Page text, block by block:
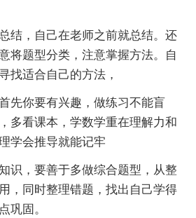
结，自己在老师之前就总结。还
将题型分类，注意掌握方法。自
找适合自己的方法，
先你要有兴趣，做练习不能盲
多看课本，学数学重在理解力和
学会推导就能记牢
识，要善于多做综合题型，从整
，同时整理错题，找出自己学得
巩固。